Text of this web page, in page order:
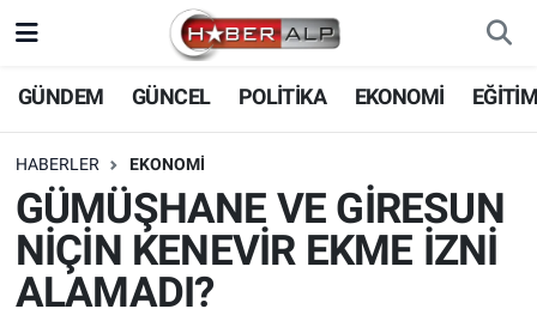
GÜNDEM GÜNCEL POLİTİKA EKONOMİ
HABERLER EKONOMİ
GÜMÜŞHANE VE GİRESUN
NİÇİN KENEVİR EKME İZNİ
ALAMADI?
Nöbetçi Eczaneler
Hava Durumu
Trafik Durumu
Süper Lig Puan Durumu ve Fikstür